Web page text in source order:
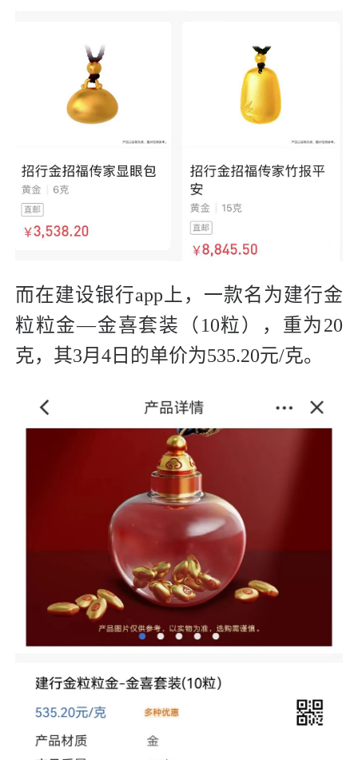
而在建设银行app上，一款名为建行金
粒粒金—金喜套装（10粒），重为20
克，其3月4日的单价为535.20元/克。